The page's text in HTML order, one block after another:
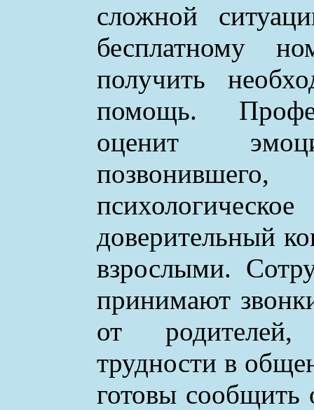
сложной
бесплатному
получить
помощь.
оценит
доверительный
взрослыми.
принимают
от
трудности в
готовы сообщить